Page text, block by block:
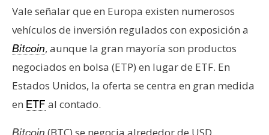
Vale señalar que en Europa existen numerosos
vehículos de inversión regulados con exposición a
Bitcoin, aunque la gran mayoría son productos
negociados en bolsa (ETP) en lugar de ETF. En
Estados Unidos, la oferta se centra en gran medida
en ETF al contado.